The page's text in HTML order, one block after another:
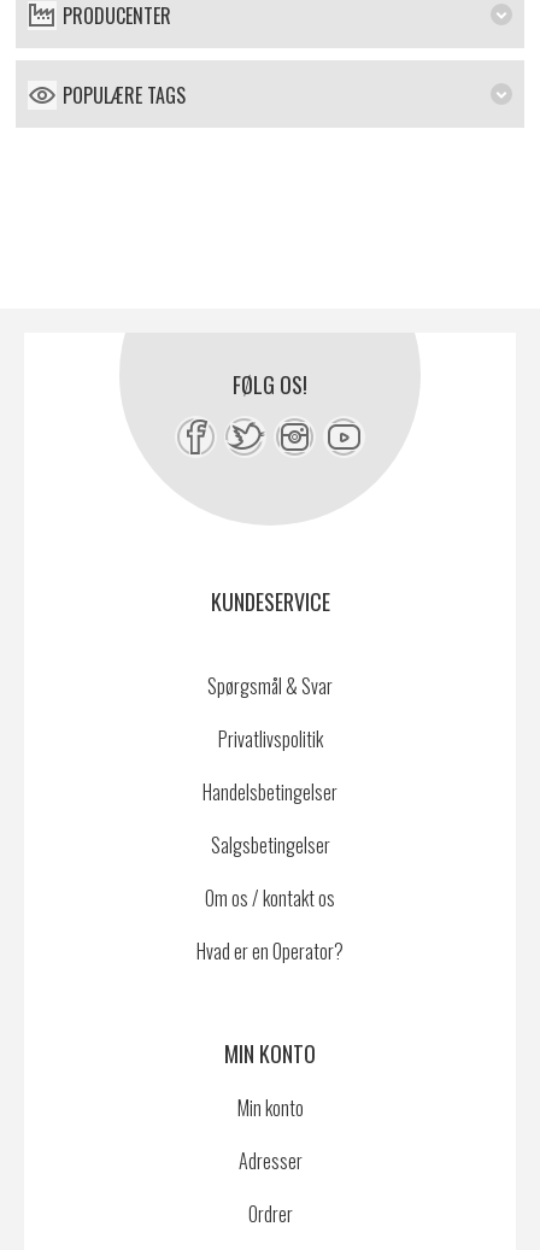
PRODUCENTER
POPULÆRE TAGS
FØLG OS!
KUNDESERVICE
Spørgsmål & Svar
Privatlivspolitik
Handelsbetingelser
Salgsbetingelser
Om os / kontakt os
Hvad er en Operator?
MIN KONTO
Min konto
Adresser
Ordrer